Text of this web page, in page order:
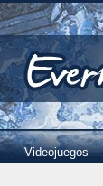
Videojuegos